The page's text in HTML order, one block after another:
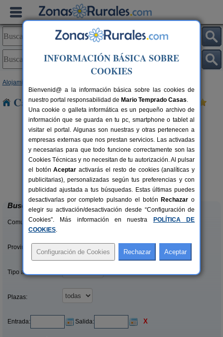
Alojamientos
Casas Rurales cerca de Melegis
2-44+16 pers.
desde28 €
Complejo Rural Balcón de Valor
Válor (Granada)
Buscar
Comunidades:
Provincias/Islas:
Tipo alquiler:
Plazas:
Entrada: Salida: X
INFORMACIÓN BÁSICA SOBRE
COOKIES
Bienvenid@ a la información básica sobre las cookies de
nuestro portal responsabilidad de Mario Temprado Casas.
Una cookie o galleta informática es un pequeño archivo de
información que se guarda en tu pc, smartphone o tablet al
visitar el portal. Algunas son nuestras y otras pertenecen a
empresas externas que nos prestan servicios. Las activadas
y necesarias para que todo funcione correctamente son las
Cookies Técnicas y no necesitan de tu autorización. Al pulsar
el botónAceptar activarás el resto de cookies (analíticas y
publicitarias), personalizadas según tus preferencias y con
publicidad ajustada a tus búsquedas. Estas últimas puedes
desactivarlas por completo pulsando el botón Rechazar o
elegir su activación/desactivación desde “Configuración de
Cookies”. Más información en nuestra
POLÍTICA DE
COOKIES.